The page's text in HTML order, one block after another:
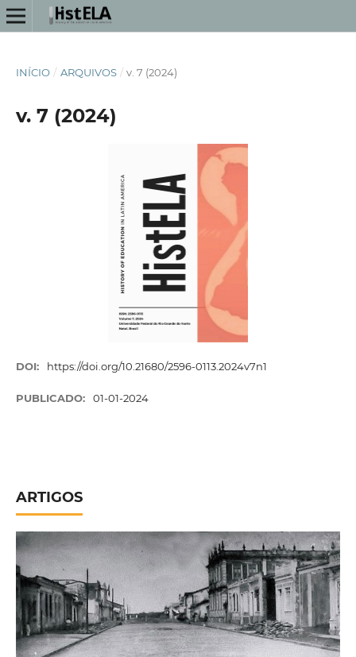
INÍCIO / ARQUIVOS / v. 7 (2024)
v. 7 (2024)
DOI: https://doi.org/10.21680/2596-0113.2024v7n1
PUBLICADO: 01-01-2024
ARTIGOS